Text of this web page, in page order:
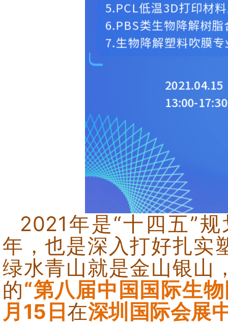
2021年是“十四五”
年，也是深入打好扎实
绿水青山就是金山银山
的“第八届中国国际生
月15日在深圳国际会展